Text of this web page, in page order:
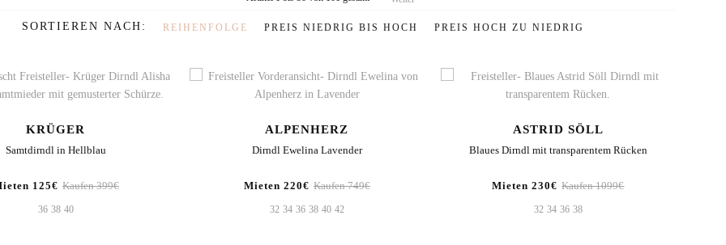
SORTIEREN NACH REIHENFOLGE PREIS NIEDRIG BIS HOCH PREIS HOCH ZU NIEDRIG
KRÜGER
Samtdirndl in Hellblau
125€ Kaufen 399€
36 38 40
ALPENHERZ
Dirndl Ewelina Lavender
Mieten 220€ Kaufen 749€
32 34 36 38 40 42
ASTRID SÖLL
Blaues Dirndl mit transparentem Rücken
Mieten 230€ Kaufen 1099€
32 34 36 38